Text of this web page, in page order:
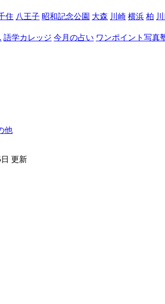
住 八王子 昭和記念公園 大森 川崎 横浜 柏
語学カレッジ 今月の占い ワンポイント写真
他
日 更新